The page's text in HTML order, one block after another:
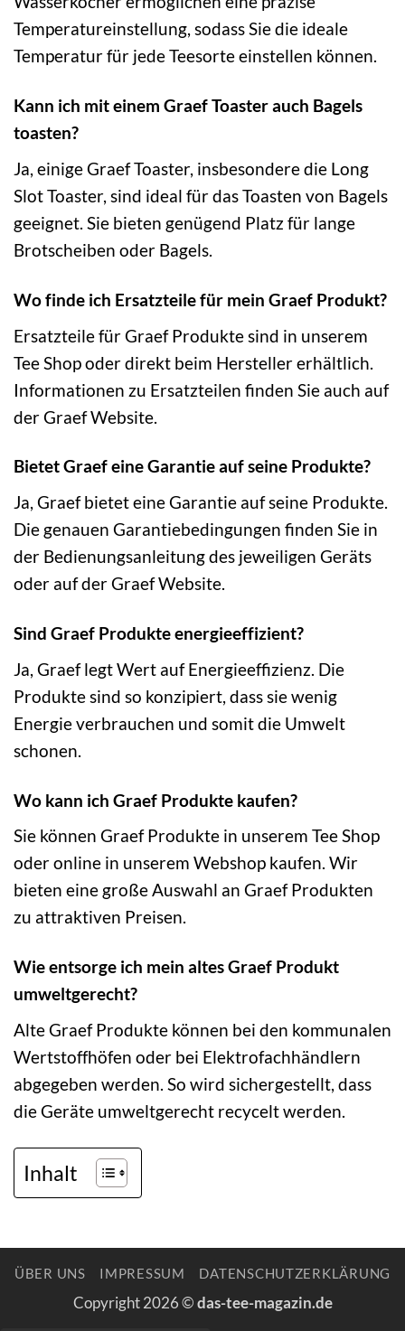
Temperatureinstellung, sodass Sie die ideale
Temperatur für jede Teesorte einstellen können.
Kann ich mit einem Graef Toaster auch Bagels
toasten?
Ja, einige Graef Toaster, insbesondere die Long
Slot Toaster, sind ideal für das Toasten von Bagels
geeignet. Sie bieten genügend Platz für lange
Brotscheiben oder Bagels.
Wo finde ich Ersatzteile für mein Graef Produkt?
Ersatzteile für Graef Produkte sind in unserem
Tee Shop oder direkt beim Hersteller erhältlich.
Informationen zu Ersatzteilen finden Sie auch auf
der Graef Website.
Bietet Graef eine Garantie auf seine Produkte?
Ja, Graef bietet eine Garantie auf seine Produkte.
Die genauen Garantiebedingungen finden Sie in
der Bedienungsanleitung des jeweiligen Geräts
oder auf der Graef Website.
Sind Graef Produkte energieeffizient?
Ja, Graef legt Wert auf Energieeffizienz. Die
Produkte sind so konzipiert, dass sie wenig
Energie verbrauchen und somit die Umwelt
schonen.
Wo kann ich Graef Produkte kaufen?
Sie können Graef Produkte in unserem Tee Shop
oder online in unserem Webshop kaufen. Wir
bieten eine große Auswahl an Graef Produkten
zu attraktiven Preisen.
Wie entsorge ich mein altes Graef Produkt
umweltgerecht?
Alte Graef Produkte können bei den kommunalen
Wertstoffhöfen oder bei Elektrofachhändlern
abgegeben werden. So wird sichergestellt, dass
die Geräte umweltgerecht recycelt werden.
Inhalt
ÜBER UNS IMPRESSUM DATENSCHUTZERKLÄRUNG
Copyright 2026 ©das-tee-magazin.de